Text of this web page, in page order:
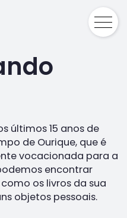
últimos 15 anos de
de Ourique, que é
vocacionada para a
encontrar
os livros da sua
objetos pessoais.